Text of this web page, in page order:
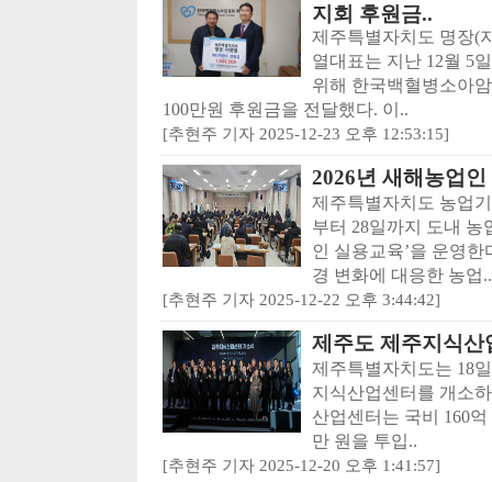
지회 후원금..
제주특별자치도 명장(
열대표는 지난 12월 5
위해 한국백혈병소아
100만원 후원금을 전달했다. 이..
[추현주 기자 2025-12-23 오후 12:53:15]
2026년 새해농업
제주특별자치도 농업
부터 28일까지 도내 농
인 실용교육’을 운영
경 변화에 대응한 농업..
[추현주 기자 2025-12-22 오후 3:44:42]
제주도 제주지식산
제주특별자치도는 18
지식산업센터를 개소
산업센터는 국비 160
만 원을 투입..
[추현주 기자 2025-12-20 오후 1:41:57]